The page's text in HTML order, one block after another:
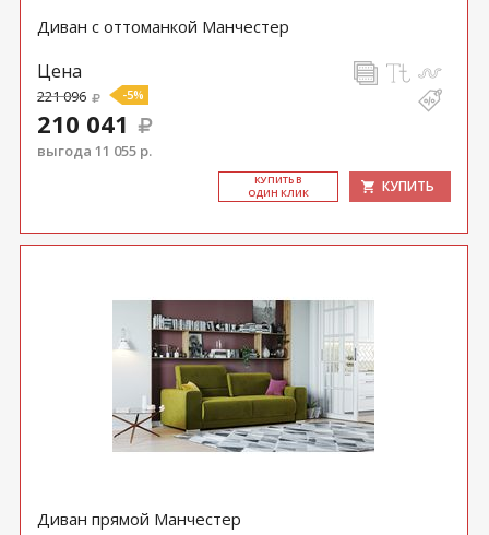
Диван с оттоманкой Манчестер
Цена
221 096 -5%
210 041
выгода 11 055 р.
КУ­ПИТЬ В
ОДИН КЛИК
КУПИТЬ
Диван прямой Манчестер